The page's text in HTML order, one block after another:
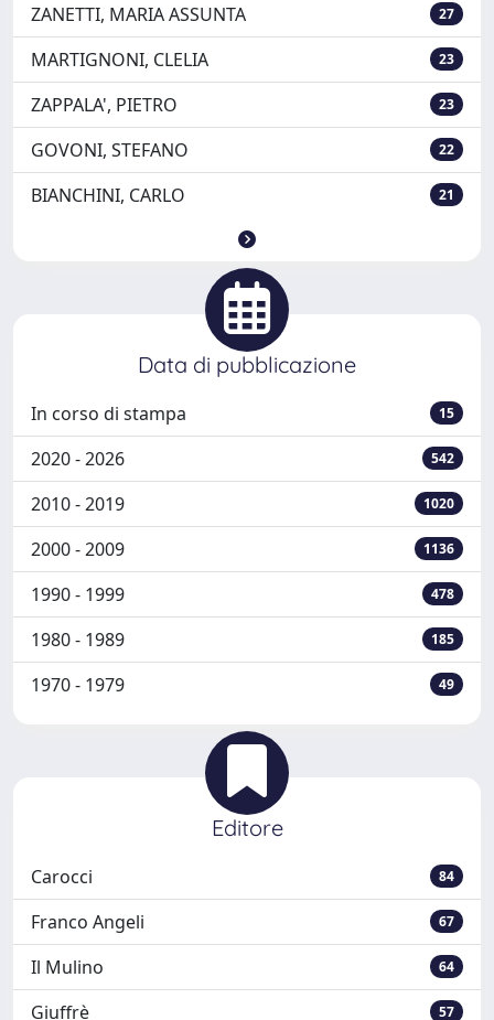
ZANETTI, MARIA ASSUNTA 27
MARTIGNONI, CLELIA 23
ZAPPALA', PIETRO 23
GOVONI, STEFANO 22
BIANCHINI, CARLO 21
Data di pubblicazione
In corso di stampa 15
2020 - 2026 542
2010 - 2019 1020
2000 - 2009 1136
1990 - 1999 478
1980 - 1989 185
1970 - 1979 49
Editore
Carocci 84
Franco Angeli 67
Il Mulino 64
Giuffrè 57